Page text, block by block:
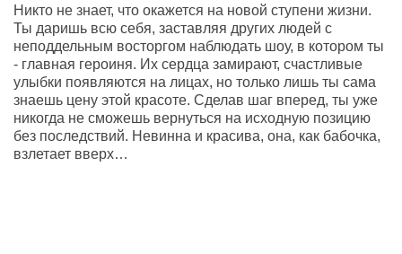
Никто не знает, что окажется на новой ступени жизни.
Ты даришь всю себя, заставляя других людей с
неподдельным восторгом наблюдать шоу, в котором ты
- главная героиня. Их сердца замирают, счастливые
улыбки появляются на лицах, но только лишь ты сама
знаешь цену этой красоте. Сделав шаг вперед, ты уже
никогда не сможешь вернуться на исходную позицию
без последствий. Невинна и красива, она, как бабочка,
взлетает вверх…